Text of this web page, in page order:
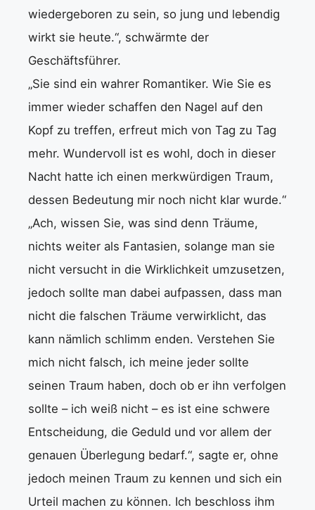
wiedergeboren zu sein, so jung und lebendig
wirkt sie heute.“, schwärmte der
Geschäftsführer.
„Sie sind ein wahrer Romantiker. Wie Sie es
immer wieder schaffen den Nagel auf den
Kopf zu treffen, erfreut mich von Tag zu Tag
mehr. Wundervoll ist es wohl, doch in dieser
Nacht hatte ich einen merkwürdigen Traum,
dessen Bedeutung mir noch nicht klar wurde.“
„Ach, wissen Sie, was sind denn Träume,
nichts weiter als Fantasien, solange man sie
nicht versucht in die Wirklichkeit umzusetzen,
jedoch sollte man dabei aufpassen, dass man
nicht die falschen Träume verwirklicht, das
kann nämlich schlimm enden. Verstehen Sie
mich nicht falsch, ich meine jeder sollte
seinen Traum haben, doch ob er ihn verfolgen
sollte – ich weiß nicht – es ist eine schwere
Entscheidung, die Geduld und vor allem der
genauen Überlegung bedarf.“, sagte er, ohne
jedoch meinen Traum zu kennen und sich ein
Urteil machen zu können. Ich beschloss ihm